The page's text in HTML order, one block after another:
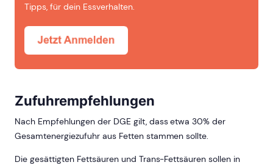
Tipps, für dein Essverhalten.
Zufuhrempfehlungen
Nach Empfehlungen der DGE gilt, dass etwa 30% der
Gesamtenergiezufuhr aus Fetten stammen sollte.
Die gesättigten Fettsäuren und Trans-Fettsäuren sollen in